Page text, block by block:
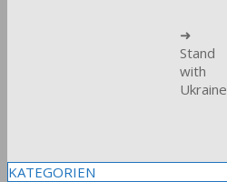
➜
Stand
with
Ukraine
KATEGORIEN